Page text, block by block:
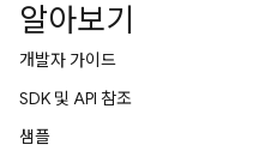
알아보기
개발자 가이드
SDK 및 API 참조
샘플